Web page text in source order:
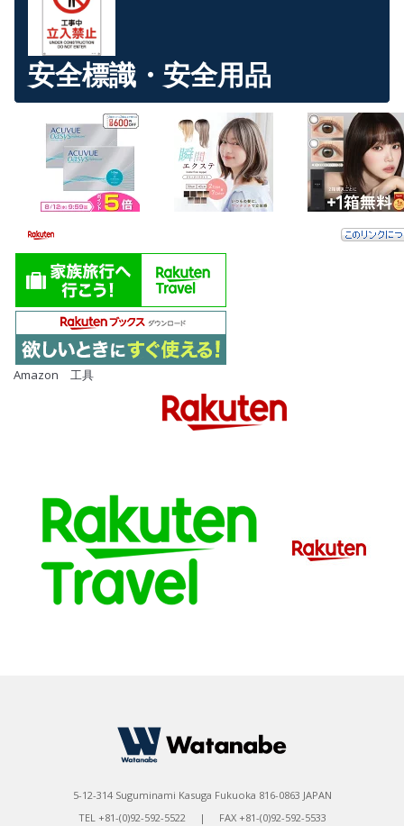
安全標識・安全用品
Amazon 工具
5-12-314 Suguminami Kasuga Fukuoka 816-0863 JAPAN
TEL +81-(0)92-592-5522 | FAX +81-(0)92-592-5533